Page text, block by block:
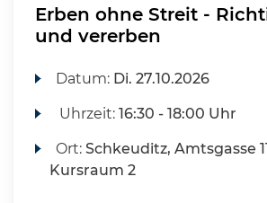
Erben ohne Streit -
und vererben
Datum: Di. 27.10.2026
Uhrzeit:16:30 - 18:00 Uhr
Ort:Schkeuditz, Amtsgasse
Kursraum 2